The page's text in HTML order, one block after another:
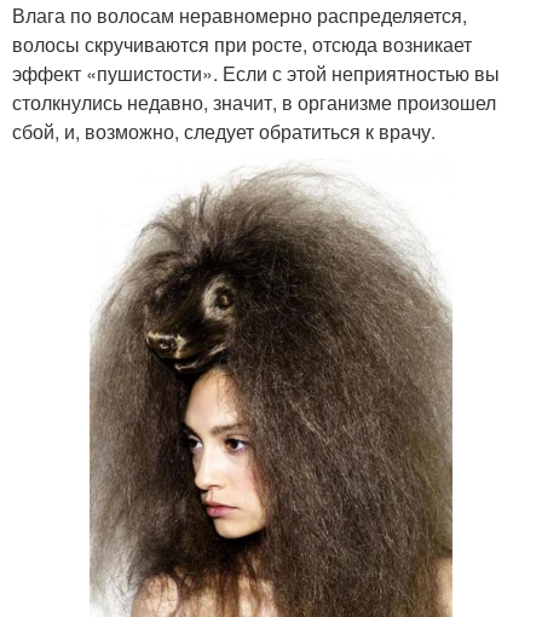
Влага по волосам неравномерно распределяется,
волосы скручиваются при росте, отсюда возникает
эффект «пушистости». Если с этой неприятностью вы
столкнулись недавно, значит, в организме произошел
сбой, и, возможно, следует обратиться к врачу.